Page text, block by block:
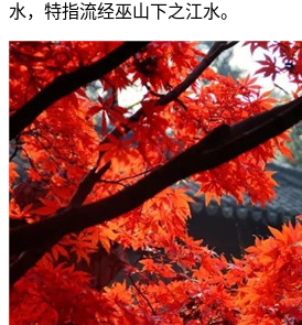
水，特指流经巫山下之江水。